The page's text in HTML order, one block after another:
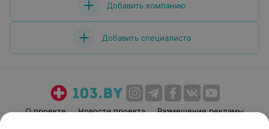
Добавить компанию
Добавить специалиста
О проекте Новости проекта
Размещение рекламы